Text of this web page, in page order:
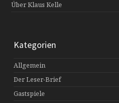
Über Klaus Kelle
Kategorien
Allgemein
Der Leser-Brief
Gastspiele